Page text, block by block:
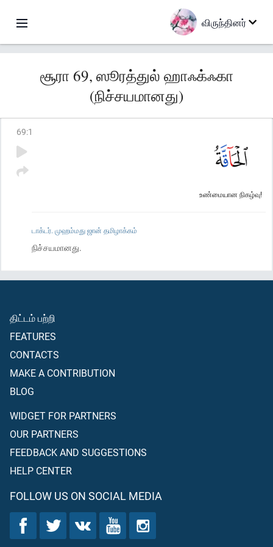
விருந்தினர்
சூரா 69, ஸூரத்துல் ஹாஃக்ஃகா
(நிச்சயமானது)
69:1
உண்மையான நிகழ்வு!
டாக்டர். முஹம்மது ஜான் தமிழாக்கம்
நிச்சயமானது.
திட்டம் பற்றி
FEATURES
CONTACTS
MAKE A CONTRIBUTION
BLOG
WIDGET FOR PARTNERS
OUR PARTNERS
FEEDBACK AND SUGGESTIONS
HELP CENTER
FOLLOW US ON SOCIAL MEDIA